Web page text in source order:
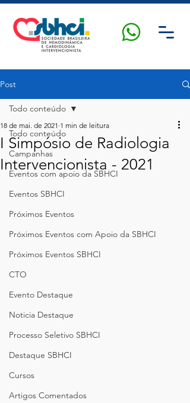
Post
Todo conteúdo
Campanhas
Eventos com apoio da SBHCI
Eventos SBHCI
Próximos Eventos
Próximos Eventos com Apoio da SBHCI
Próximos Eventos SBHCI
CTO
Evento Destaque
Noticia Destaque
Processo Seletivo SBHCI
Destaque SBHCI
Cursos
Artigos Comentados
Todo conteúdo
I Simpósio de Radiologia
Intervencionista - 2021
18 de mai. de 2021 1 min de leitura